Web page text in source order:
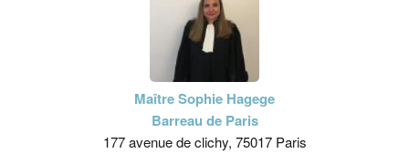
Maître Sophie Hagege
Barreau de Paris
177 avenue de clichy, 75017 Paris